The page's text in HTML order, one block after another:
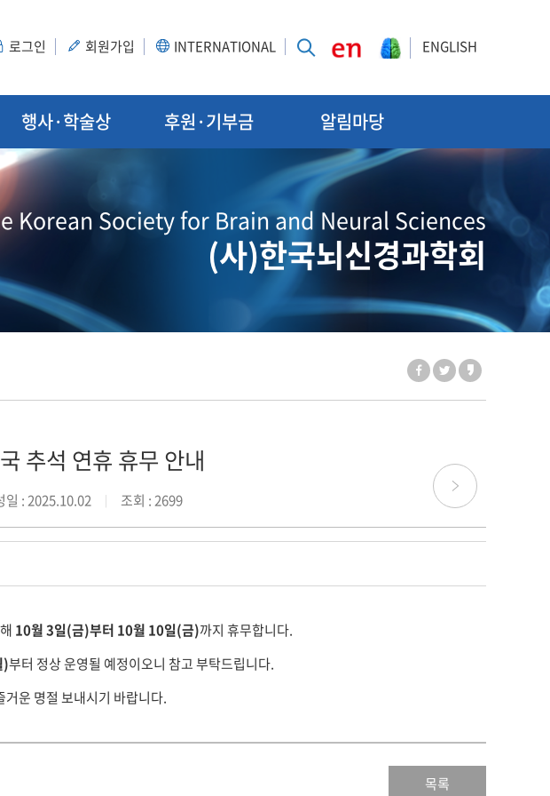
로그인 회원가입 INTERNATIONAL ENGLISH
행사·학술상 후원·기부금 알림마당
Korean Society for Brain and Neural Sciences
(사)한국뇌신경과학회
추석 연휴 휴무 안내
일 : 2025.10.02 조회 : 2699
10월 3일(금)부터 10월 10일(금)까지 휴무합니다.
)부터 정상 운영될 예정이오니 참고 부탁드립니다.
거운 명절 보내시기 바랍니다.
목록